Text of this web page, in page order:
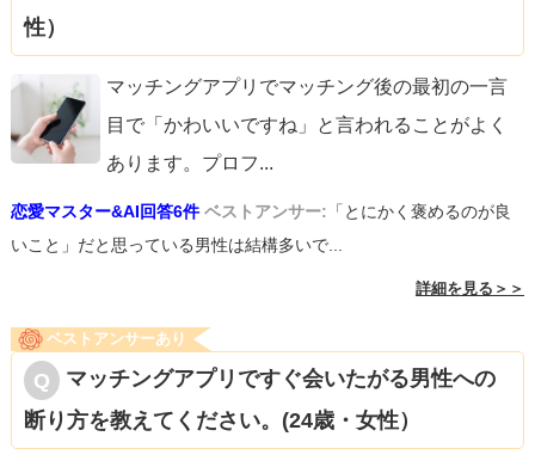
性）
マッチングアプリでマッチング後の最初の一言
目で「かわいいですね」と言われることがよく
あります。プロフ...
恋愛マスター&AI回答6件 ベストアンサー: 「とにかく褒めるのが良
いこと」だと思っている男性は結構多いで...
詳細を見る＞＞
ベストアンサーあり
マッチングアプリですぐ会いたがる男性への
断り方を教えてください。(24歳・女性）